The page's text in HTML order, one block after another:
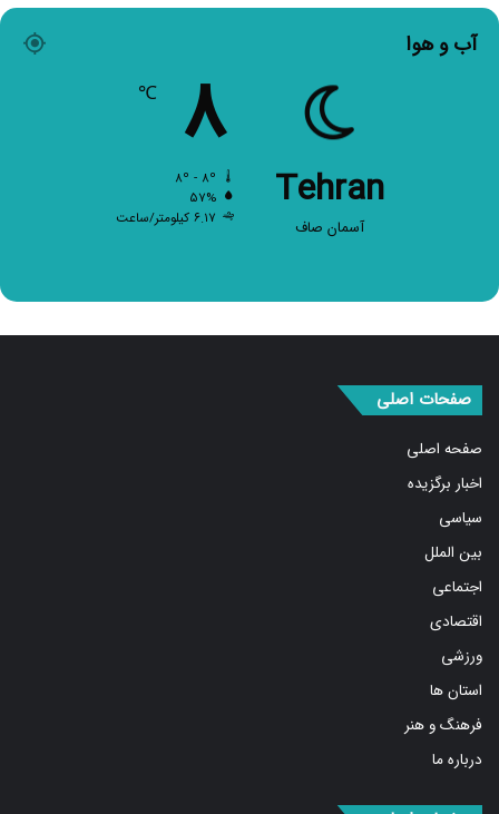
آب و هوا
Tehran
آسمان صاف
۸
۵۷%
۶.۱۷ کیلومتر/ساعت
صفحه اصلی
اخبار برگزیده
سیاسی
بین الملل
اجتماعی
اقتصادی
ورزشی
استان ها
فرهنگ و هنر
درباره ما